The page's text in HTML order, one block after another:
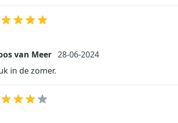
van Meer 28 juni 2024
28-06-2024
in de zomer.